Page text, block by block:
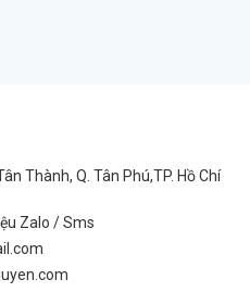
Thành, Q. Tân Phú,TP. Hồ Chí
Zalo / Sms